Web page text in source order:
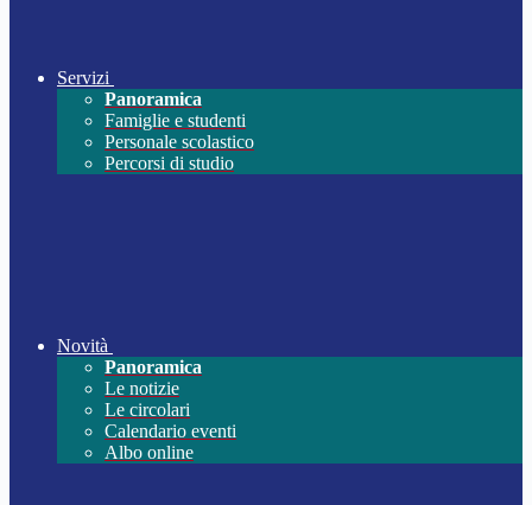
Servizi
Panoramica
Famiglie e studenti
Personale scolastico
Percorsi di studio
Novità
Panoramica
Le notizie
Le circolari
Calendario eventi
Albo online